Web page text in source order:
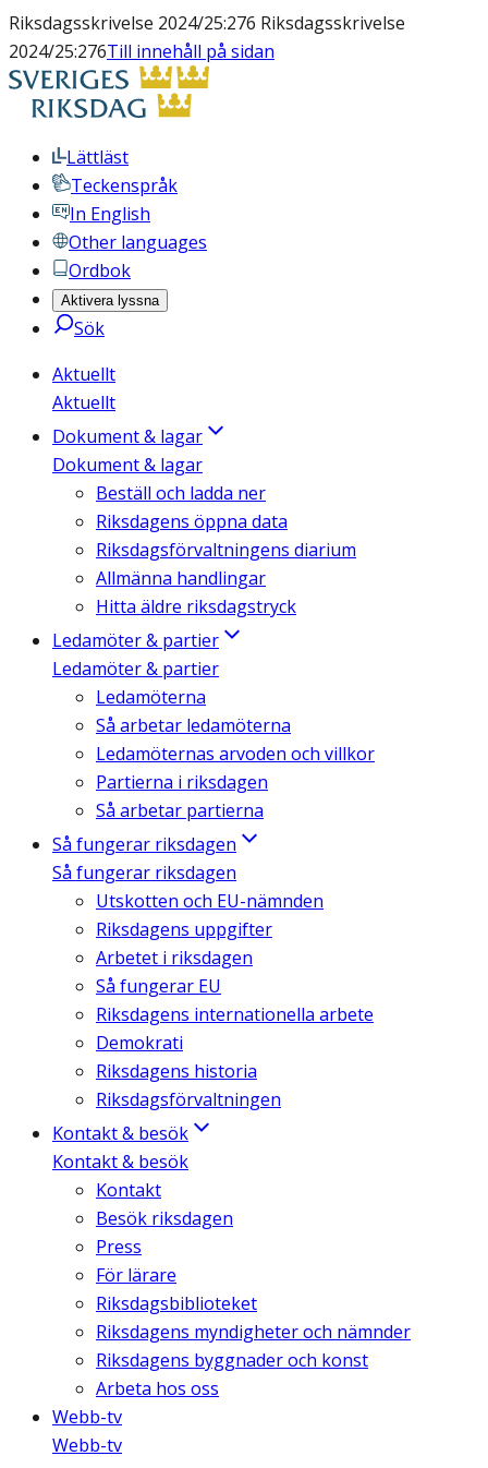
Riksdagsskrivelse 2024/25:276 Riksdagsskrivelse
2024/25:276Till innehåll på sidan
Lättläst
Teckenspråk
In English
Other languages
Ordbok
Aktivera lyssna
Sök
Aktuellt
Aktuellt
Dokument & lagar
Dokument & lagar
Beställ och ladda ner
Riksdagens öppna data
Riksdagsförvaltningens diarium
Allmänna handlingar
Hitta äldre riksdagstryck
Ledamöter & partier
Ledamöter & partier
Ledamöterna
Så arbetar ledamöterna
Ledamöternas arvoden och villkor
Partierna i riksdagen
Så arbetar partierna
Så fungerar riksdagen
Så fungerar riksdagen
Utskotten och EU-nämnden
Riksdagens uppgifter
Arbetet i riksdagen
Så fungerar EU
Riksdagens internationella arbete
Demokrati
Riksdagens historia
Riksdagsförvaltningen
Kontakt & besök
Kontakt & besök
Kontakt
Besök riksdagen
Press
För lärare
Riksdagsbiblioteket
Riksdagens myndigheter och nämnder
Riksdagens byggnader och konst
Arbeta hos oss
Webb-tv
Webb-tv